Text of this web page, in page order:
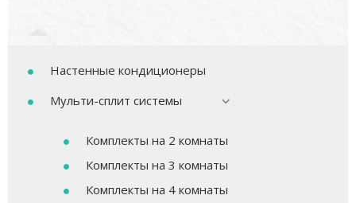
Настенные кондиционеры
Мульти-сплит системы
Комплекты на 2 комнаты
Комплекты на 3 комнаты
Комплекты на 4 комнаты